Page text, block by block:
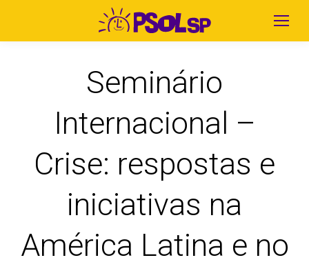
Seminário
Internacional –
Crise: respostas e
iniciativas na
América Latina e no